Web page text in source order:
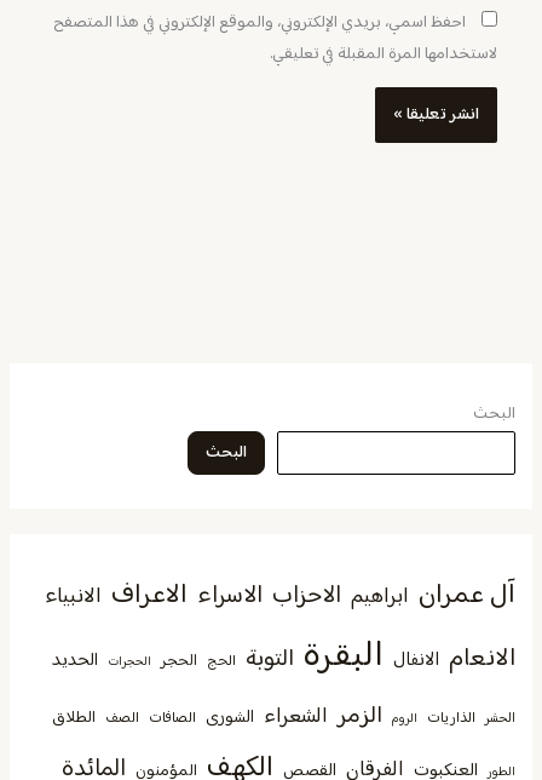
احفظ اسمي، بريدي الإلكتروني، والموقع الإلكتروني في هذا المتصفح
لاستخدامها المرة المقبلة في تعليقي.
البحث
البحث
آل عمران ابراهيم الاحزاب الاسراء الاعراف الانبياء
الانعام الانفال البقرة التوبة الحج الحجر الحجرات الحديد
الحشر الذاريات الروم الزمر الشعراء الشورى الصافات الصف الطلاق
الطور العنكبوت الفرقان القصص الكهف المؤمنون المائدة